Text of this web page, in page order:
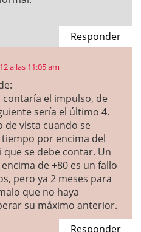
Responder
a las 11:05 am
contaría el impulso, de
sería el último 4.
de vista cuando se
por encima del
que se debe contar. Un
de +80 es un fallo
pero ya 2 meses para
que no haya
su máximo anterior.
Responder